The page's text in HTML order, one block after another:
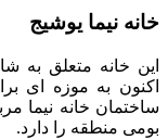
خانه نیما یوشیج
این خانه متعلق به
اکنون به موزه ای
ساختمان خانه نیما
بومی منطقه را دارد.